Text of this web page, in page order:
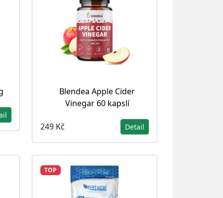
Blendea Apple Cider
Vinegar 60 kapslí
249 Kč Detail
TOP